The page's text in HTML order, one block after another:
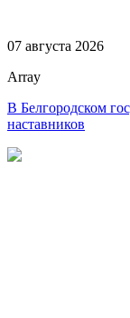
07 августа 2026
Array
В Белгородском
наставников